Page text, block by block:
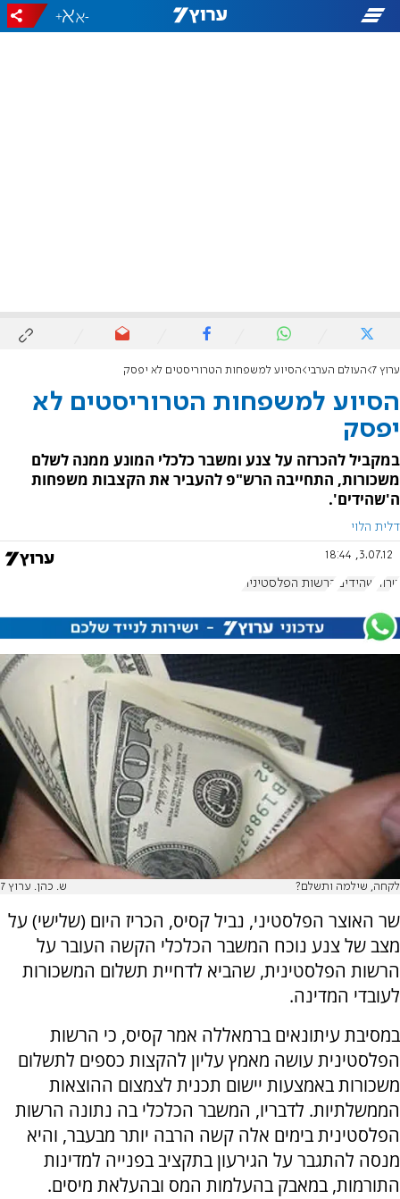
-
+
ערוץ 7 העולם הערבי הסיוע למשפחות הטרוריסטים לא יפסק
הסיוע למשפחות הטרוריסטים לא
יפסק
במקביל להכרזה על צנע ומשבר כלכלי המונע ממנה לשלם
משכורות, התחייבה הרש"פ להעביר את הקצבות משפחות
ה'שהידים'.
דלית הלוי
3.07.12, 18:44
טרור שהידים הרשות הפלסטינית
לקחה, שילמה ותשלם? ש. כהן. ערוץ 7
שר האוצר הפלסטיני, נביל קסיס, הכריז היום (שלישי) על
מצב של צנע נוכח המשבר הכלכלי הקשה העובר על
הרשות הפלסטינית, שהביא לדחיית תשלום המשכורות
לעובדי המדינה.
במסיבת עיתונאים ברמאללה אמר קסיס, כי הרשות
הפלסטינית עושה מאמץ עליון להקצות כספים לתשלום
משכורות באמצעות יישום תכנית לצמצום ההוצאות
הממשלתיות. לדבריו, המשבר הכלכלי בה נתונה הרשות
הפלסטינית בימים אלה קשה הרבה יותר מבעבר, והיא
מנסה להתגבר על הגירעון בתקציב בפנייה למדינות
התורמות, במאבק בהעלמות המס ובהעלאת מיסים.